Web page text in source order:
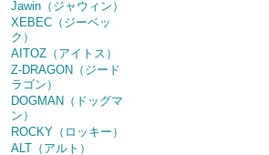
Jawin（ジャウィン）
XEBEC（ジーベッ
ク）
AITOZ（アイトス）
Z-DRAGON（ジード
ラゴン）
DOGMAN（ドッグマ
ン）
ROCKY（ロッキー）
ALT（アルト）